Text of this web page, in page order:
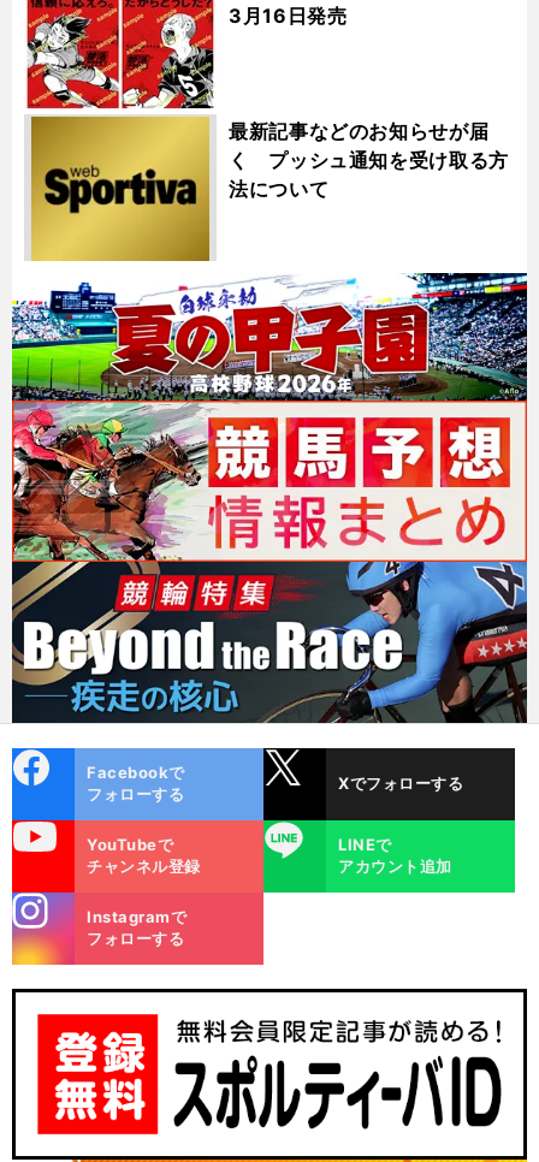
3月16日発売
最新記事などのお知らせが届
く プッシュ通知を受け取る方
法について
ok
Facebookで
フォローする
Xでフォローする
YouTubeで
チャンネル登録
LINE
LINEで
アカウント追加
m
Instagramで
フォローする